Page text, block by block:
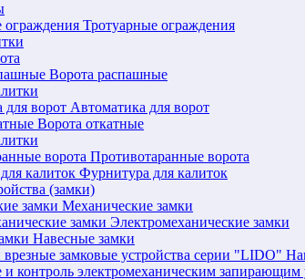
Тротуарные ограждения
Ворота распашные
Автоматика для ворот
Ворота откатные
Противотаранные ворота
Фурнитура для калиток
(замки)
Механические замки
Электромеханические замки
Навесные замки